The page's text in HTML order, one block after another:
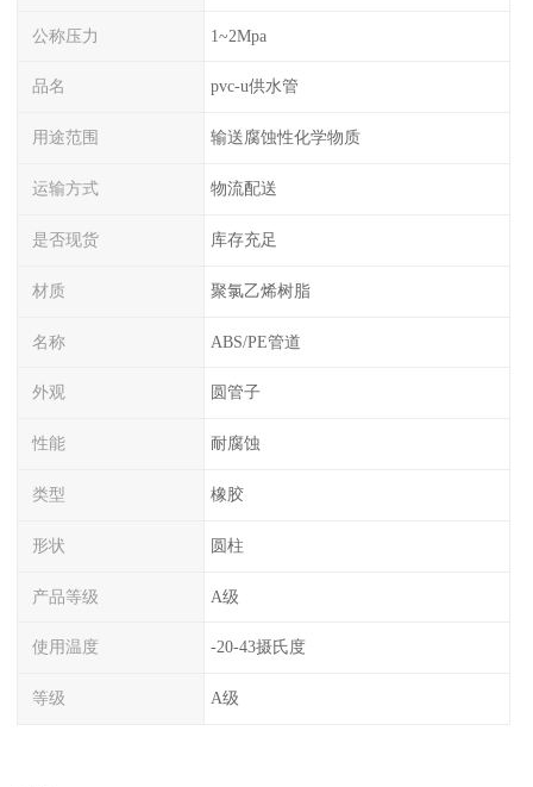
公称压力 1~2Mpa
品名 pvc-u供水管
用途范围 输送腐蚀性化学物质
运输方式 物流配送
是否现货 库存充足
材质 聚氯乙烯树脂
名称 ABS/PE管道
外观 圆管子
性能 耐腐蚀
类型 橡胶
形状 圆柱
产品等级 A级
使用温度 -20-43摄氏度
等级 A级